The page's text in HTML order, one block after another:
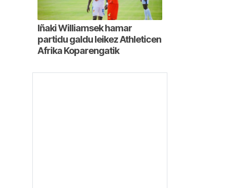
Iñaki Williamsek hamar
partidu galdu leikez Athleticen
Afrika Koparengatik